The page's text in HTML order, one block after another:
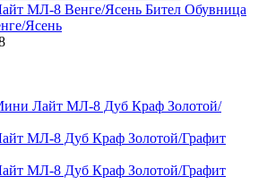
Бител Обувница
Ясень